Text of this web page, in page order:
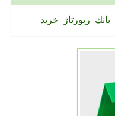
بانك رپورتاژ خرید